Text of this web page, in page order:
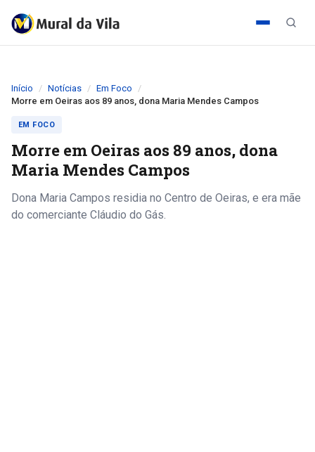
Início Notícias
Em Foco
Morre em Oeiras aos 89 anos, dona Maria Mendes Campos
EM FOCO
Morre em Oeiras aos 89 anos, dona
Maria Mendes Campos
Dona Maria Campos residia no Centro de Oeiras, e era mãe
do comerciante Cláudio do Gás.